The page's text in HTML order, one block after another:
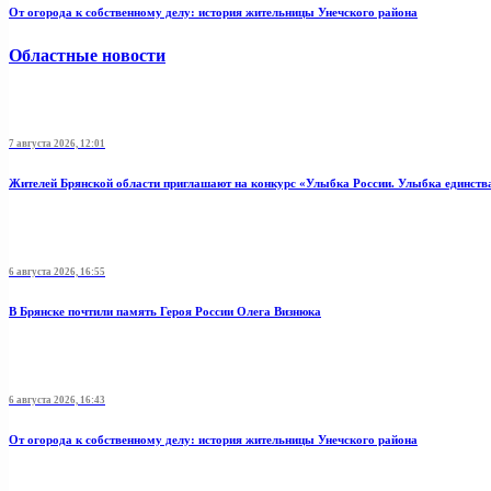
От огорода к собственному делу: история жительницы Унечского района
Областные новости
7 августа 2026, 12:01
Жителей Брянской области приглашают на конкурс «Улыбка России. Улыбка
6 августа 2026, 16:55
В Брянске почтили память Героя России Олега Визнюка
6 августа 2026, 16:43
От огорода к собственному делу: история жительницы Унечского района